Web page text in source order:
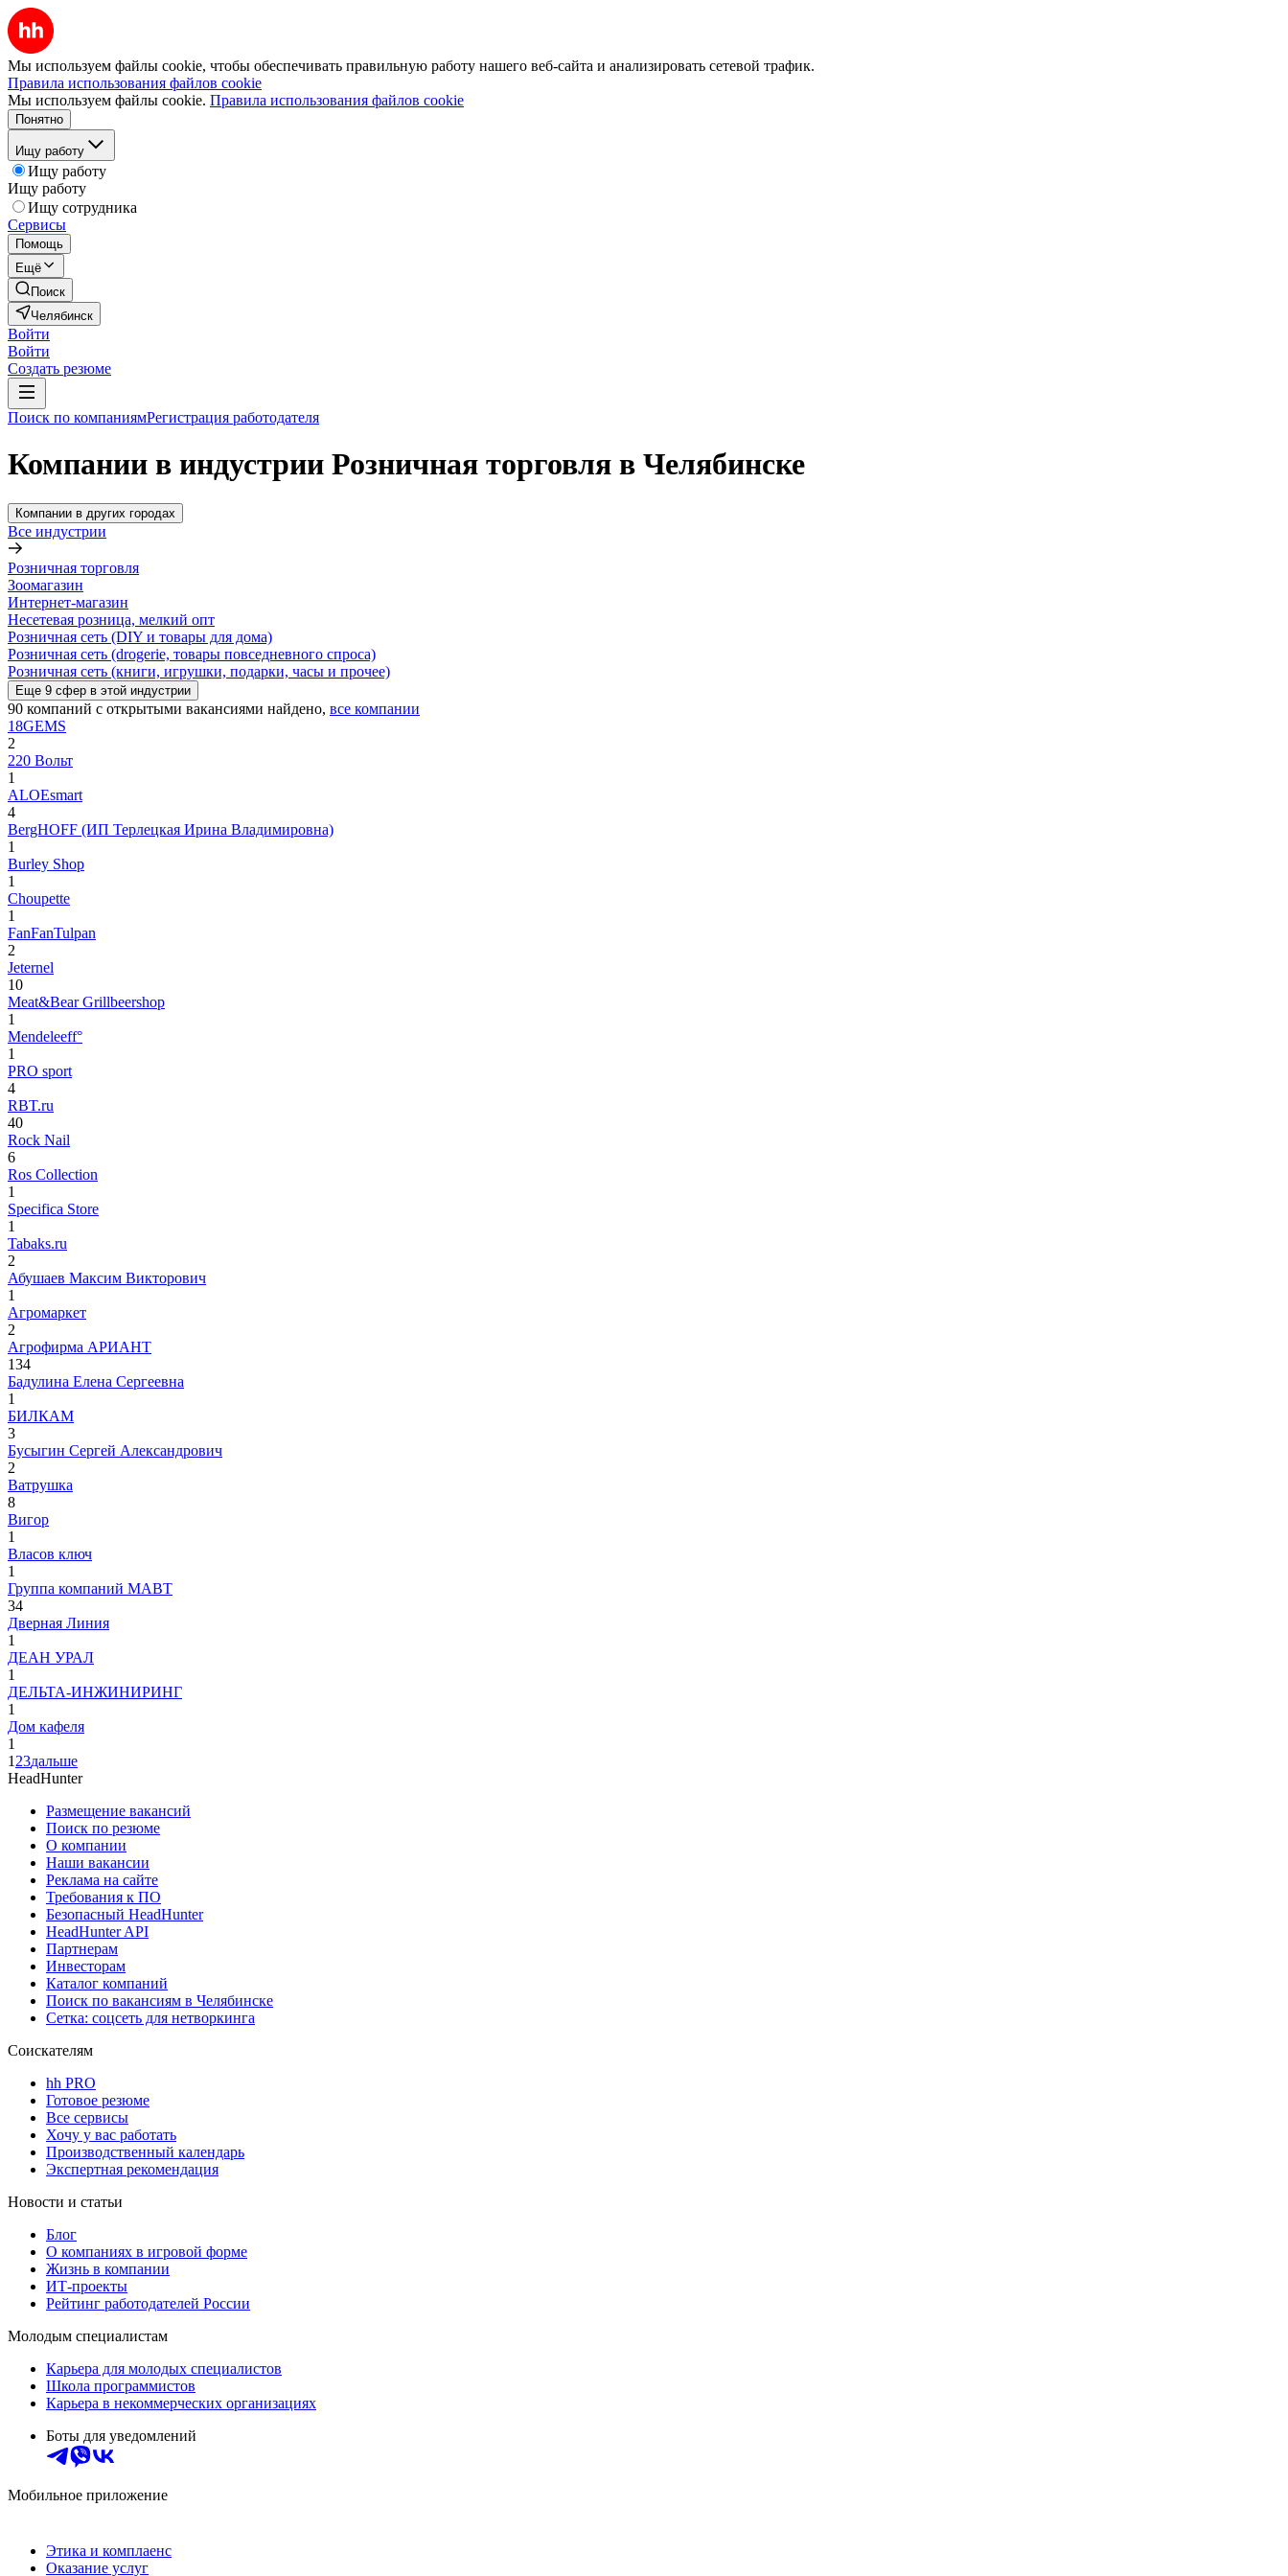
Мы используем файлы cookie, чтобы обеспечивать правильную работу нашего веб-сайта и анализировать сетевой трафик.
Правила использования файлов cookie
Мы используем файлы cookie. Правила использования файлов cookie
Понятно
Ищу работу
Ищу работу
Ищу работу
Ищу сотрудника
Сервисы
Помощь
Ещё
Поиск
Челябинск
Войти
Войти
Создать резюме
Поиск по компаниямРегистрация работодателя
Компании в индустрии Розничная торговля в Челябинске
Компании в других городах
Все индустрии
Розничная торговля
Зоомагазин
Интернет-магазин
Несетевая розница, мелкий опт
Розничная сеть (DIY и товары для дома)
Розничная сеть (drogerie, товары повседневного спроса)
Розничная сеть (книги, игрушки, подарки, часы и прочее)
Еще 9 сфер в этой индустрии
90 компаний с открытыми вакансиями найдено, все компании
18GEMS
2
220 Вольт
1
ALOEsmart
4
BergHOFF (ИП Терлецкая Ирина Владимировна)
1
Burley Shop
1
Choupette
1
FanFanTulpan
2
Jeternel
10
Meat&Bear Grillbeershop
1
Mendeleeff°
1
PRO sport
4
RBT.ru
40
Rock Nail
6
Ros Collection
1
Specifica Store
1
Tabaks.ru
2
Абушаев Максим Викторович
1
Агромаркет
2
Агрофирма АРИАНТ
134
Бадулина Елена Сергеевна
1
БИЛКАМ
3
Бусыгин Сергей Александрович
2
Ватрушка
8
Вигор
1
Власов ключ
1
Группа компаний МАВТ
34
Дверная Линия
1
ДЕАН УРАЛ
1
ДЕЛЬТА-ИНЖИНИРИНГ
1
Дом кафеля
1
1 23дальше
HeadHunter
Размещение вакансий
Поиск по резюме
О компании
Наши вакансии
Реклама на сайте
Требования к ПО
Безопасный HeadHunter
HeadHunter API
Партнерам
Инвесторам
Каталог компаний
Поиск по вакансиям в Челябинске
Сетка: соцсеть для нетворкинга
Соискателям
hh PRO
Готовое резюме
Все сервисы
Хочу у вас работать
Производственный календарь
Экспертная рекомендация
Новости и статьи
Блог
О компаниях в игровой форме
Жизнь в компании
ИТ-проекты
Рейтинг работодателей России
Молодым специалистам
Карьера для молодых специалистов
Школа программистов
Карьера в некоммерческих организациях
Боты для уведомлений
Мобильное приложение
Этика и комплаенс
Оказание услуг